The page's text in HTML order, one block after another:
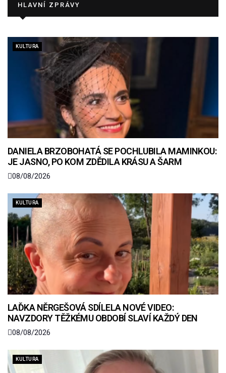
HLAVNÍ ZPRÁVY
KULTURA
DANIELA BRZOBOHATÁ SE POCHLUBILA MAMINKOU:
JE JASNO, PO KOM ZDĚDILA KRÁSU A ŠARM
08/08/2026
KULTURA
LAĎKA NĚRGEŠOVÁ SDÍLELA NOVÉ VIDEO:
NAVZDORY TĚŽKÉMU OBDOBÍ SLAVÍ KAŽDÝ DEN
08/08/2026
KULTURA